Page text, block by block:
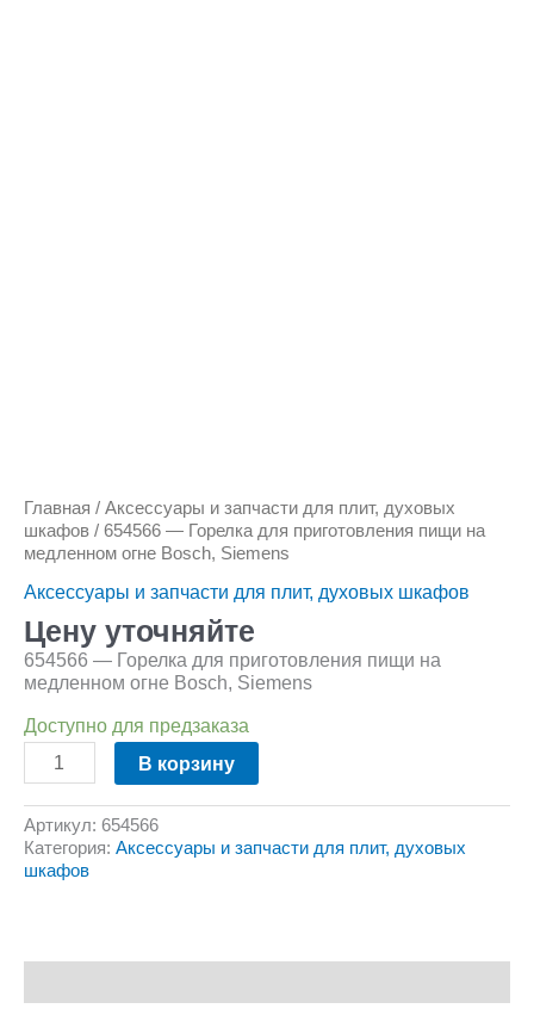
Главная / Аксессуары и запчасти для плит, духовых
шкафов / 654566 — Горелка для приготовления пищи на
медленном огне Bosch, Siemens
Аксессуары и запчасти для плит, духовых шкафов
Цену уточняйте
654566 — Горелка для приготовления пищи на
медленном огне Bosch, Siemens
Доступно для предзаказа
В корзину
Артикул: 654566
Категория: Аксессуары и запчасти для плит, духовых
шкафов